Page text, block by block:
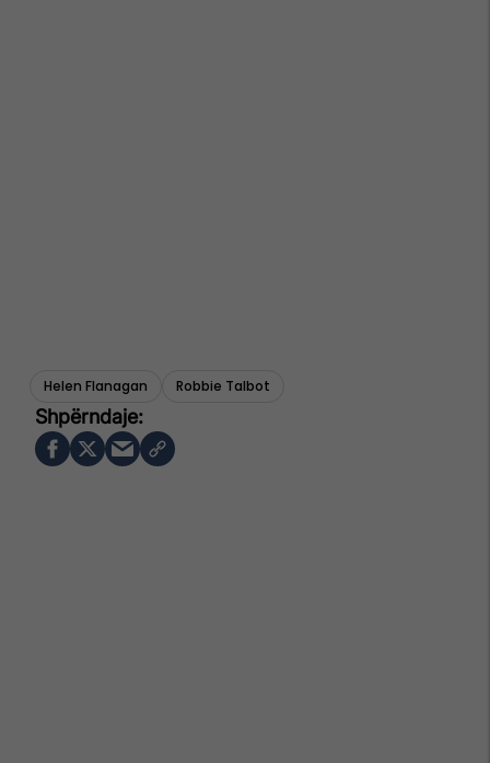
Helen Flanagan Robbie Talbot